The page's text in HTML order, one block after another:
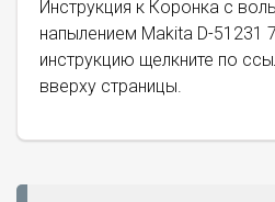
Инструкция к Коронка с
напылением Makita D-51231
инструкцию щелкните по
вверху страницы.